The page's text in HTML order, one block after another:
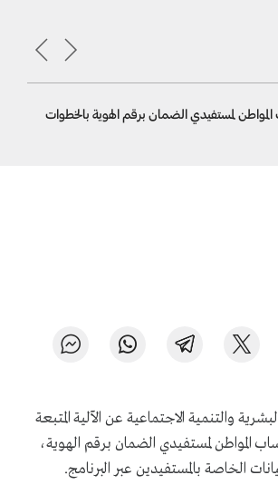
لمستفيدي الضمان برقم الهوية بالخطوات
حساب
والتنمية الاجتماعية عن الآلية المتبعة
لمستفيدي الضمان برقم الهوية،
الخاصة بالمستفيدين عبر البرنامج.